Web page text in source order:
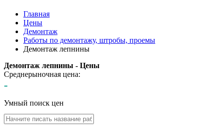
Главная
Цены
Демонтаж
Работы по демонтажу, штробы, проемы
Демонтаж лепнины
Демонтаж лепнины - Цены
Среднерыночная цена:
-
Умный поиск цен